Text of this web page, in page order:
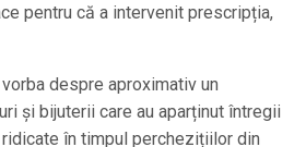
pentru că a intervenit prescripția,
despre aproximativ un
și bijuterii care au aparținut întregii
în timpul perchezițiilor din